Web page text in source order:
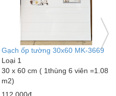
Gạch ốp tường 30x60 Hace-
RT3605
Loại 1
30 x 60 cm ( 1thùng 6 viên =1.08
m2)